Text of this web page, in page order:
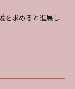
を求めると進展し